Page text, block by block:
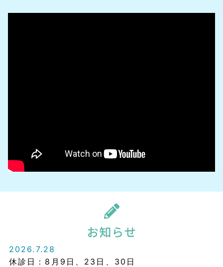
2026.7.28
休診日：8月9日、23日、30日